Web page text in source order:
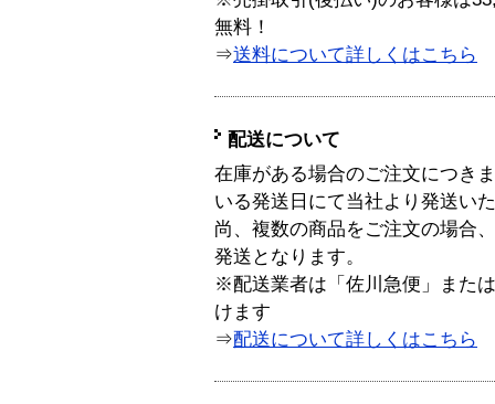
無料！
⇒送料について詳しくはこちら
配送について
在庫がある場合のご注文につき
いる発送日にて当社より発送い
尚、複数の商品をご注文の場合
発送となります。
※配送業者は「佐川急便」また
けます
⇒配送について詳しくはこちら